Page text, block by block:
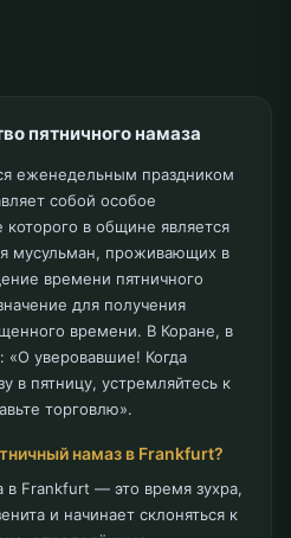
пятничного намаза
еженедельным праздником
собой особое
в общине является
мусульман, проживающих в
времени пятничного
для получения
времени. В Коране, в
«О уверовавшие! Когда
в пятницу, устремляйтесь к
торговлю».
намаз в Frankfurt?
в Frankfurt — это время зухра,
и начинает склоняться к